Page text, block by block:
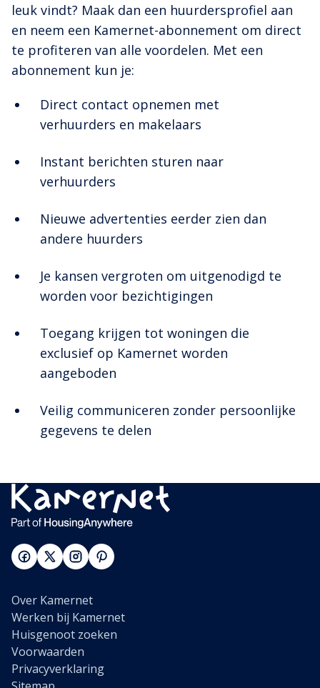
leuk vindt? Maak dan een huurdersprofiel aan
en neem een Kamernet-abonnement om direct
te profiteren van alle voordelen. Met een
abonnement kun je:
Direct contact opnemen met
verhuurders en makelaars
Instant berichten sturen naar
verhuurders
Nieuwe advertenties eerder zien dan
andere huurders
Je kansen vergroten om uitgenodigd te
worden voor bezichtigingen
Toegang krijgen tot woningen die
exclusief op Kamernet worden
aangeboden
Veilig communiceren zonder persoonlijke
gegevens te delen
Over Kamernet
Werken bij Kamernet
Huisgenoot zoeken
Voorwaarden
Privacyverklaring